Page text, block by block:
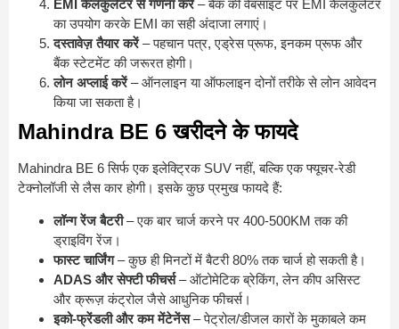
EMI कैलकुलेटर से गणना करें– बैंक की वेबसाइट पर EMI कैलकुलेटर
का उपयोग करके EMI का सही अंदाजा लगाएं।
दस्तावेज़ तैयार करें– पहचान पत्र, एड्रेस प्रूफ, इनकम प्रूफ और
बैंक स्टेटमेंट की जरूरत होगी।
लोन अप्लाई करें– ऑनलाइन या ऑफलाइन दोनों तरीके से लोन आवेदन
किया जा सकता है।
Mahindra BE 6 खरीदने के फायदे
Mahindra BE 6 सिर्फ एक इलेक्ट्रिक SUV नहीं, बल्कि एक फ्यूचर-रेडी
टेक्नोलॉजी से लैस कार होगी। इसके कुछ प्रमुख फायदे हैं:
लॉन्ग रेंज बैटरी– एक बार चार्ज करने पर 400-500KM तक की
ड्राइविंग रेंज।
फास्ट चार्जिंग– कुछ ही मिनटों में बैटरी 80% तक चार्ज हो सकती है।
ADAS और सेफ्टी फीचर्स– ऑटोमेटिक ब्रेकिंग, लेन कीप असिस्ट
और क्रूज़ कंट्रोल जैसे आधुनिक फीचर्स।
इको-फ्रेंडली और कम मेंटेनेंस– पेट्रोल/डीजल कारों के मुकाबले कम